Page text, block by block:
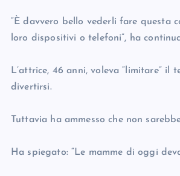
“È davvero bello vederli fare questa
loro dispositivi o telefoni”, ha
L’attrice, 46 anni, voleva “limitare”
divertirsi.
Tuttavia ha ammesso che non
Ha spiegato: “Le mamme di oggi